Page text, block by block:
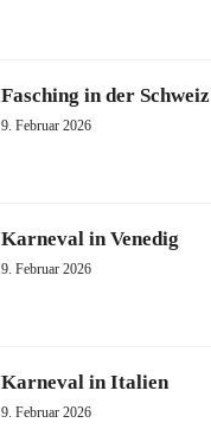
Fasching in der Schweiz
9. Februar 2026
Karneval in Venedig
9. Februar 2026
Karneval in Italien
9. Februar 2026